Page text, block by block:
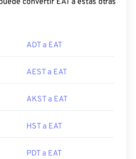
convertir EAT a estas otras
ADT a EAT
AEST a EAT
AKST a EAT
HST a EAT
PDT a EAT